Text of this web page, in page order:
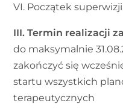
VI. Początek
III. Termin realizacji
do maksymalnie
zakończyć się
startu wszystkich
terapeutycznych